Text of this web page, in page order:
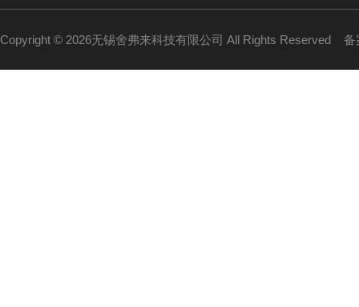
Copyright © 2026无锡舍弗来科技有限公司 All Rights Reserved 备